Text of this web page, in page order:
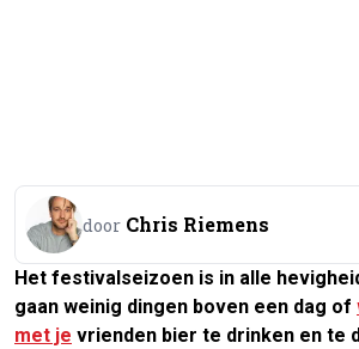
door Chris Riemens
Het festivalseizoen is in alle
gaan weinig dingen boven een dag of
met je vrienden bier te drinken en te